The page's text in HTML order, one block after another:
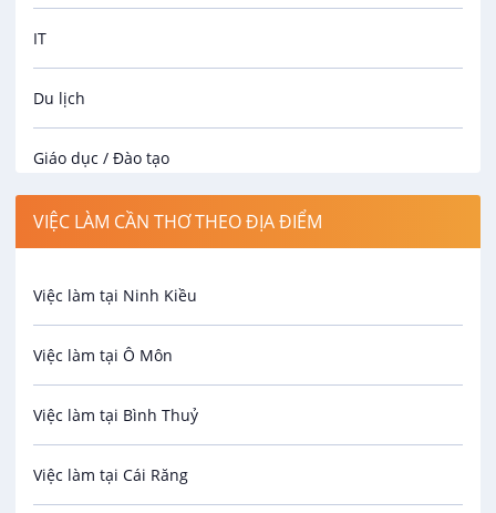
IT
Du lịch
Giáo dục / Đào tạo
Luật
VIỆC LÀM CẦN THƠ THEO ĐỊA ĐIỂM
Việc làm tại Ninh Kiều
Việc làm tại Ô Môn
Việc làm tại Bình Thuỷ
Việc làm tại Cái Răng